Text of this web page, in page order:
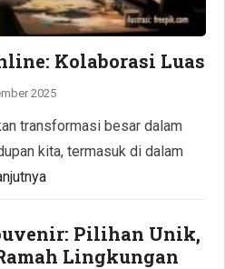
Kolaborasi Luas
2025
transformasi besar dalam
kita, termasuk di dalam
Pilihan Unik,
Lingkungan